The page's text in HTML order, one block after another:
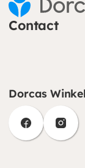
Contact
Dorcas
(opent in